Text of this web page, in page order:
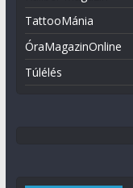
TattooMánia
ÓraMagazinOnline
Túlélés